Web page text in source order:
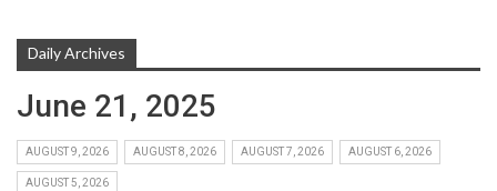
Daily Archives
June 21, 2025
AUGUST 9, 2026 AUGUST 8, 2026 AUGUST 7, 2026 AUGUST 6, 2026
AUGUST 5, 2026